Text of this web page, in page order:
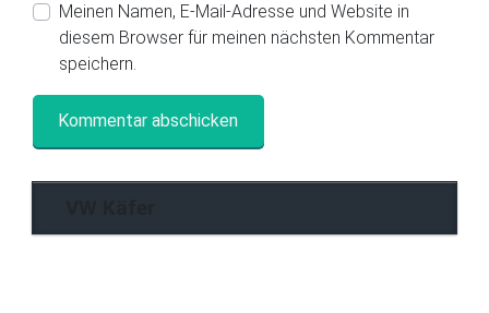
Meinen Namen, E-Mail-Adresse und Website in
diesem Browser für meinen nächsten Kommentar
speichern.